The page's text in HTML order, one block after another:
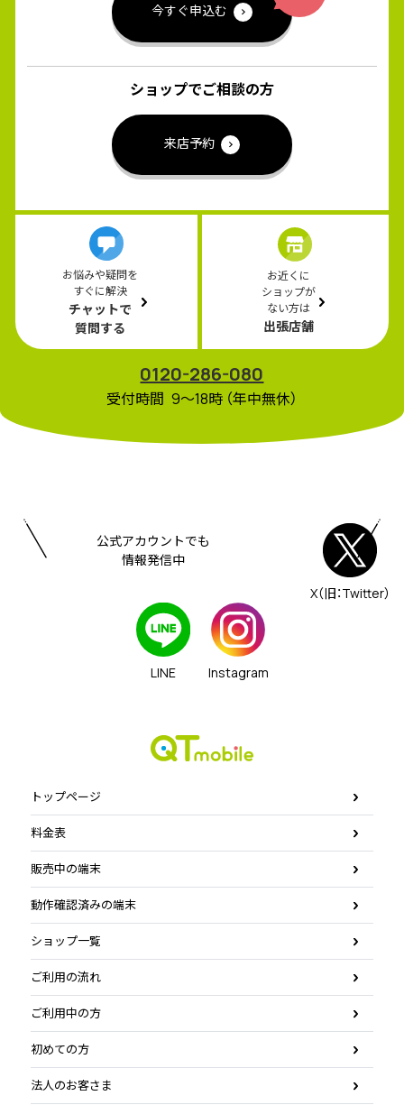
今すぐ申込む
ショップでご相談の方
来店予約
お悩みや疑問を
すぐに解決
チャットで
質問する
お近くに
ショップが
ない方は
出張店舗
0120-286-080
受付時間 9〜18時 （年中無休）
公式アカウントでも
情報発信中
X（旧：Twitter）
LINE Instagram
トップページ
料金表
販売中の端末
動作確認済みの端末
ショップ一覧
ご利用の流れ
ご利用中の方
初めての方
法人のお客さま